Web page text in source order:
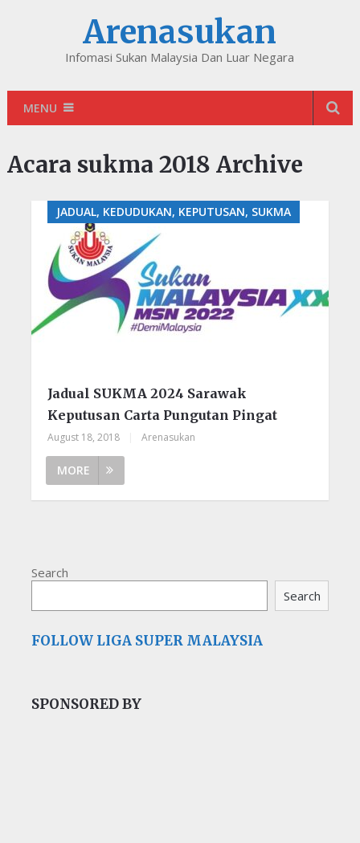
Arenasukan
Infomasi Sukan Malaysia Dan Luar Negara
MENU
Acara sukma 2018 Archive
JADUAL, KEDUDUKAN, KEPUTUSAN, SUKMA
Jadual SUKMA 2024 Sarawak
Keputusan Carta Pungutan Pingat
August 18, 2018 Arenasukan
MORE
Search
Search
FOLLOW LIGA SUPER MALAYSIA
SPONSORED BY